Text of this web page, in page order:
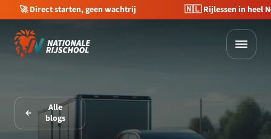
🇳🇱 Rijlessen in heel Nederland 💰 €400 korting op je
Alle
blogs